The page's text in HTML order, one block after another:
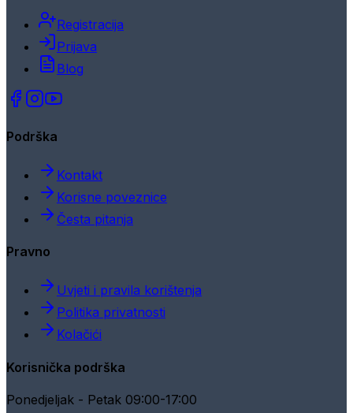
Registracija
Prijava
Blog
Podrška
Kontakt
Korisne poveznice
Česta pitanja
Pravno
Uvjeti i pravila korištenja
Politika privatnosti
Kolačići
Korisnička podrška
Ponedjeljak - Petak 09:00-17:00